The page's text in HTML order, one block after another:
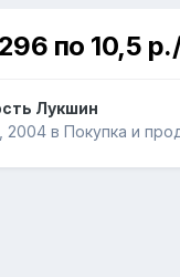
по 10,5
Лукшин
2004 в Покупка и